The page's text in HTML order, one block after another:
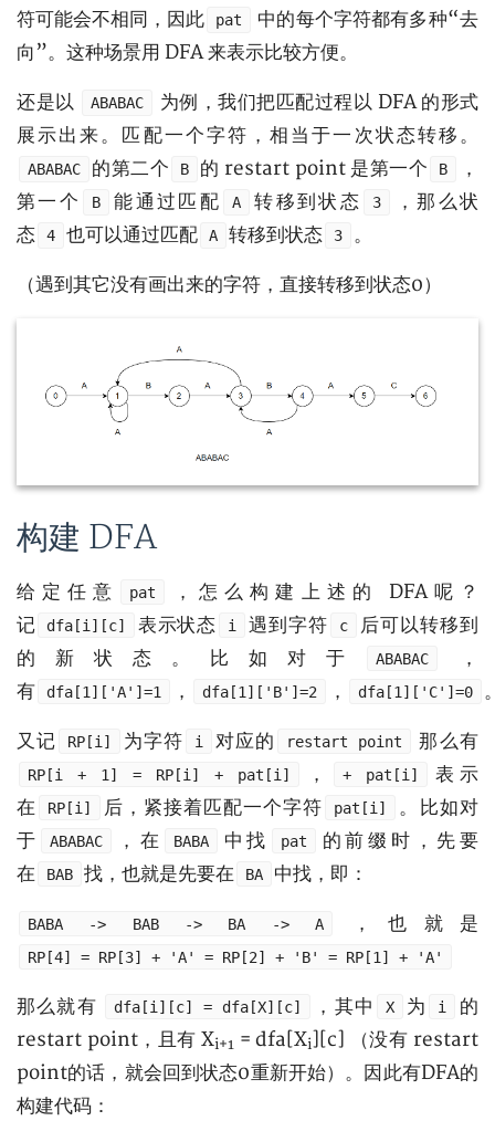
符可能会不相同，因此
pat
中的每个字符都有多种“去
向”。这种场景用 DFA 来表示比较方便。
还是以 ABABAC
为例，我们把匹配过程以 DFA 的形式
展示出来。匹配一个字符，相当于一次状态转移。
ABABAC 的第二个 B 的 restart point 是第一个 B
，
第一个
B 能通过匹配 A 转移到状态 3
，那么状
态
4 也可以通过匹配 A 转移到状态 3 。
（遇到其它没有画出来的字符，直接转移到状态0）
构建 DFA
给定任意 pat
，怎么构建上述的 DFA呢？
记
dfa[i][c] 表示状态 i 遇到字符 c
后可以转移到
的新状态。比如对于
ABABAC
，
有
dfa[1]['A']=1 ， dfa[1]['B']=2 ， dfa[1]['C']=0
又记 RP[i] 为字符 i 对应的 restart point 那么有
RP[i + 1] = RP[i] + pat[i] ， + pat[i]
表示
在
RP[i] 后，紧接着匹配一个字符 pat[i]
。比如对
于
ABABAC ，在 BABA 中找 pat
的前缀时，先要
在
BAB 找，也就是先要在 BA 中找，即：
BABA -> BAB -> BA -> A ，也就是
RP[4] = RP[3] + 'A' = RP[2] + 'B' = RP[1] + 'A'
那么就有 dfa[i][c] = dfa[X][c] ，其中 X 为 i
的
restart point，且有 Xi+1 = dfa[Xi][c] （没有 restart
point的话，就会回到状态0重新开始）。因此有DFA的
构建代码：